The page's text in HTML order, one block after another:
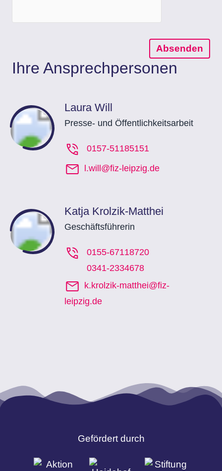
Absenden
Ihre Ansprechpersonen
Laura Will
Presse- und Öffentlichkeitsarbeit
0157-51185151
l.will@fiz-leipzig.de
Katja Krolzik-Matthei
Geschäftsführerin
0155-67118720
0341-2334678
k.krolzik-matthei@fiz-
leipzig.de
Gefördert durch